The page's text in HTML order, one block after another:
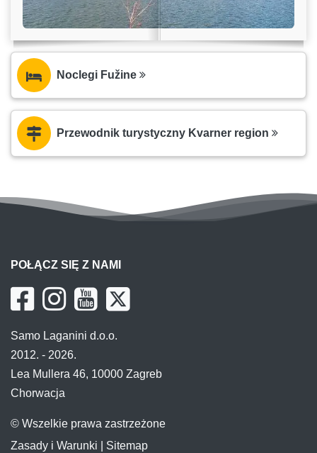
Noclegi Fužine
Przewodnik turystyczny Kvarner region
POŁĄCZ SIĘ Z NAMI
Samo Laganini d.o.o.
2012. - 2026.
Lea Mullera 46, 10000 Zagreb
Chorwacja
© Wszelkie prawa zastrzeżone
Zasady i Warunki
Sitemap